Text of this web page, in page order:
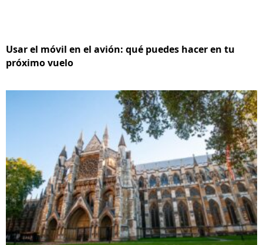
Usar el móvil en el avión: qué puedes hacer en tu
próximo vuelo